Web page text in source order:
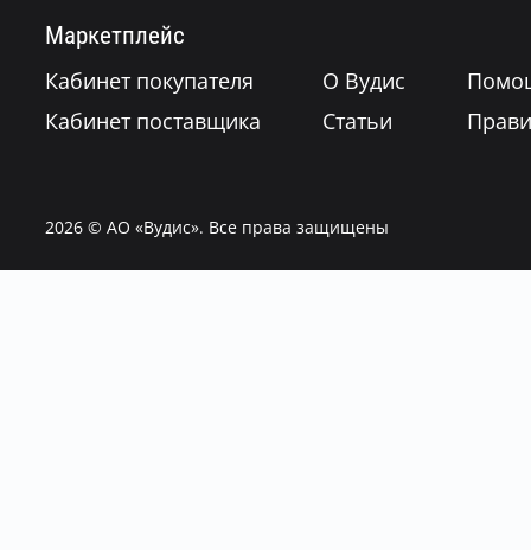
Маркетплейс
Кабинет покупателя
Кабинет поставщика
О Вудис
Статьи
2026© АО «Вудис». Все права защищены